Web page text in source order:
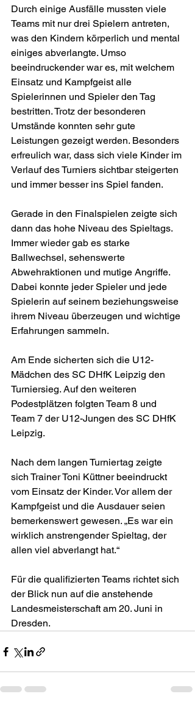
Durch einige Ausfälle mussten viele
Teams mit nur drei Spielern antreten,
was den Kindern körperlich und mental
einiges abverlangte. Umso
beeindruckender war es, mit welchem
Einsatz und Kampfgeist alle
Spielerinnen und Spieler den Tag
bestritten. Trotz der besonderen
Umstände konnten sehr gute
Leistungen gezeigt werden. Besonders
erfreulich war, dass sich viele Kinder im
Verlauf des Turniers sichtbar steigerten
und immer besser ins Spiel fanden.
Gerade in den Finalspielen zeigte sich
dann das hohe Niveau des Spieltags.
Immer wieder gab es starke
Ballwechsel, sehenswerte
Abwehraktionen und mutige Angriffe.
Dabei konnte jeder Spieler und jede
Spielerin auf seinem beziehungsweise
ihrem Niveau überzeugen und wichtige
Erfahrungen sammeln.
Am Ende sicherten sich die U12-
Mädchen des SC DHfK Leipzig den
Turniersieg. Auf den weiteren
Podestplätzen folgten Team 8 und
Team 7 der U12-Jungen des SC DHfK
Leipzig.
Nach dem langen Turniertag zeigte
sich Trainer Toni Küttner beeindruckt
vom Einsatz der Kinder. Vor allem der
Kampfgeist und die Ausdauer seien
bemerkenswert gewesen. „Es war ein
wirklich anstrengender Spieltag, der
allen viel abverlangt hat.“
Für die qualifizierten Teams richtet sich
der Blick nun auf die anstehende
Landesmeisterschaft am 20. Juni in
Dresden.